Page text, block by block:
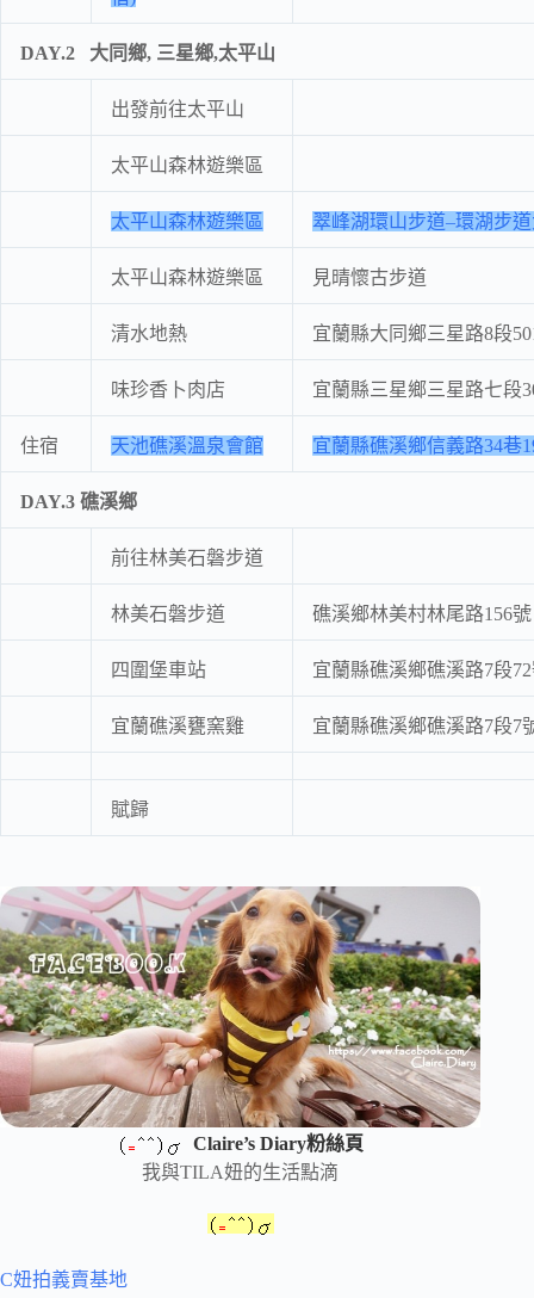
DAY.2 大同鄉, 三星鄉,太平山
出發前往太平山
太平山森林遊樂區
太平山森林遊樂區 翠峰湖環山步道–環湖步
太平山森林遊樂區 見晴懷古步道
清水地熱 宜蘭縣大同鄉三星路8段
味珍香卜肉店 宜蘭縣三星鄉三星路七段
住宿 天池礁溪溫泉會館 宜蘭縣礁溪鄉信義路34巷
DAY.3 礁溪鄉
前往林美石磐步道
林美石磐步道 礁溪鄉林美村林尾路156號
四圍堡車站 宜蘭縣礁溪鄉礁溪路7段
宜蘭礁溪甕窯雞 宜蘭縣礁溪鄉礁溪路7段7
賦歸
Claire’s Diary粉絲頁
我與TILA妞的生活點滴
C妞拍義賣基地